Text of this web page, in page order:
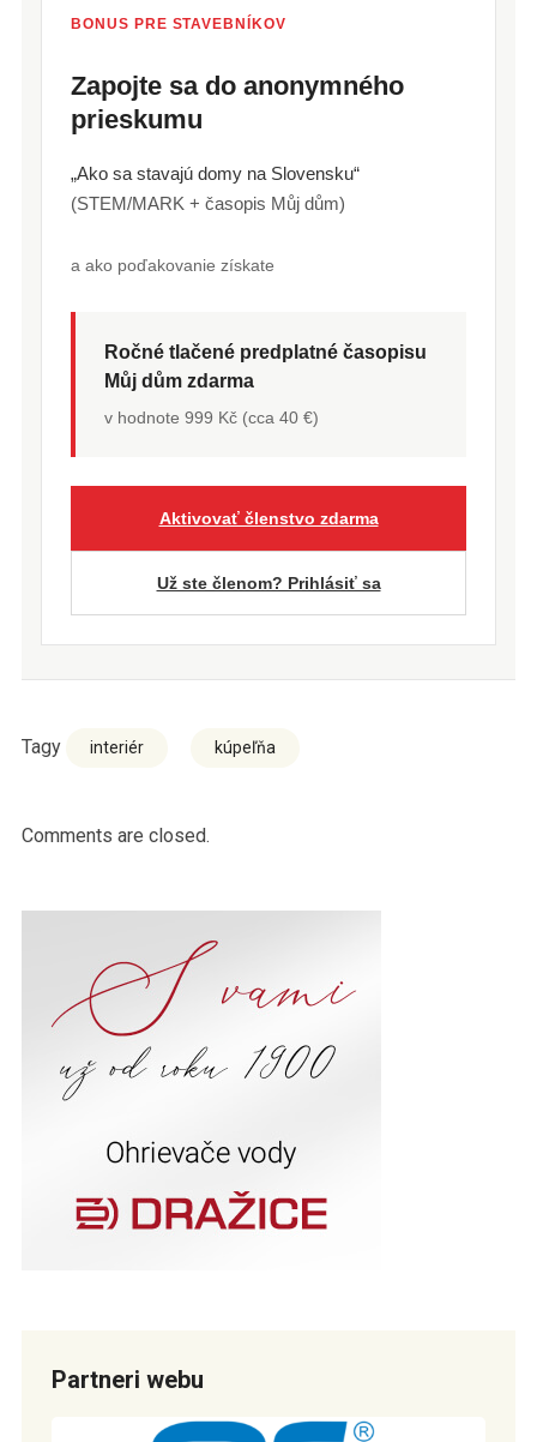
BONUS PRE STAVEBNÍKOV
Zapojte sa do anonymného
prieskumu
„Ako sa stavajú domy na Slovensku“
(STEM/MARK + časopis Můj dům)
a ako poďakovanie získate
Ročné tlačené predplatné časopisu
Můj dům zdarma
v hodnote 999 Kč (cca 40 €)
Aktivovať členstvo zdarma
Už ste členom? Prihlásiť sa
Tagy interiér kúpeľňa
Comments are closed.
Partneri webu